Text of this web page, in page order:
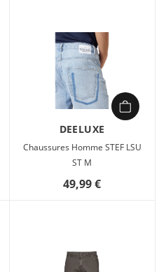
DEELUXE
Chaussures Homme STEF LSU
ST M
49,99 €